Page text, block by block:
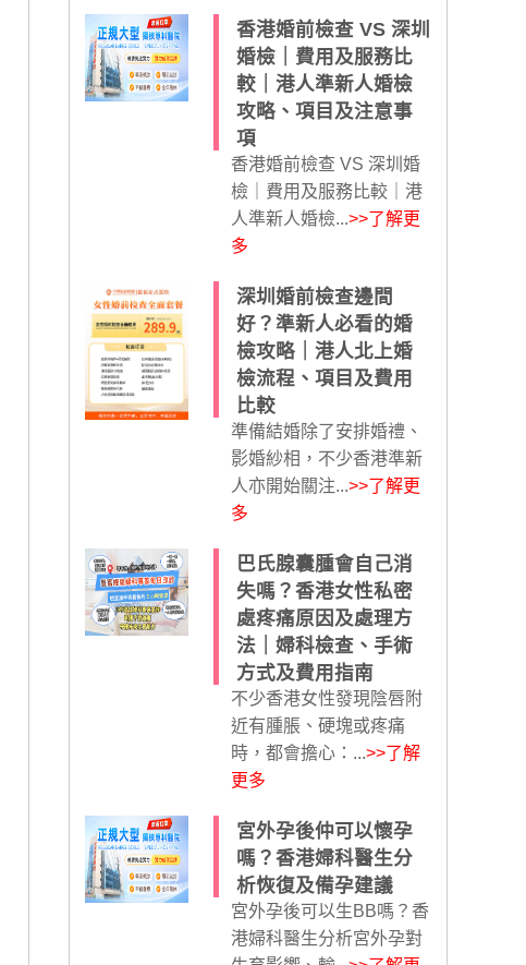
香港婚前檢查 VS 深圳
婚檢｜費用及服務比
較｜港人準新人婚檢
攻略、項目及注意事
項
香港婚前檢查 VS 深圳婚
檢｜費用及服務比較｜港
人準新人婚檢...>>了解更
多
深圳婚前檢查邊間
好？準新人必看的婚
檢攻略｜港人北上婚
檢流程、項目及費用
比較
準備結婚除了安排婚禮、
影婚紗相，不少香港準新
人亦開始關注...>>了解更
多
巴氏腺囊腫會自己消
失嗎？香港女性私密
處疼痛原因及處理方
法｜婦科檢查、手術
方式及費用指南
不少香港女性發現陰唇附
近有腫脹、硬塊或疼痛
時，都會擔心：...>>了解
更多
宮外孕後仲可以懷孕
嗎？香港婦科醫生分
析恢復及備孕建議
宮外孕後可以生BB嗎？香
港婦科醫生分析宮外孕對